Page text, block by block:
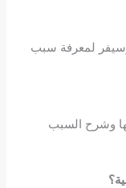
لمعرفة سبب
وشرح السبب